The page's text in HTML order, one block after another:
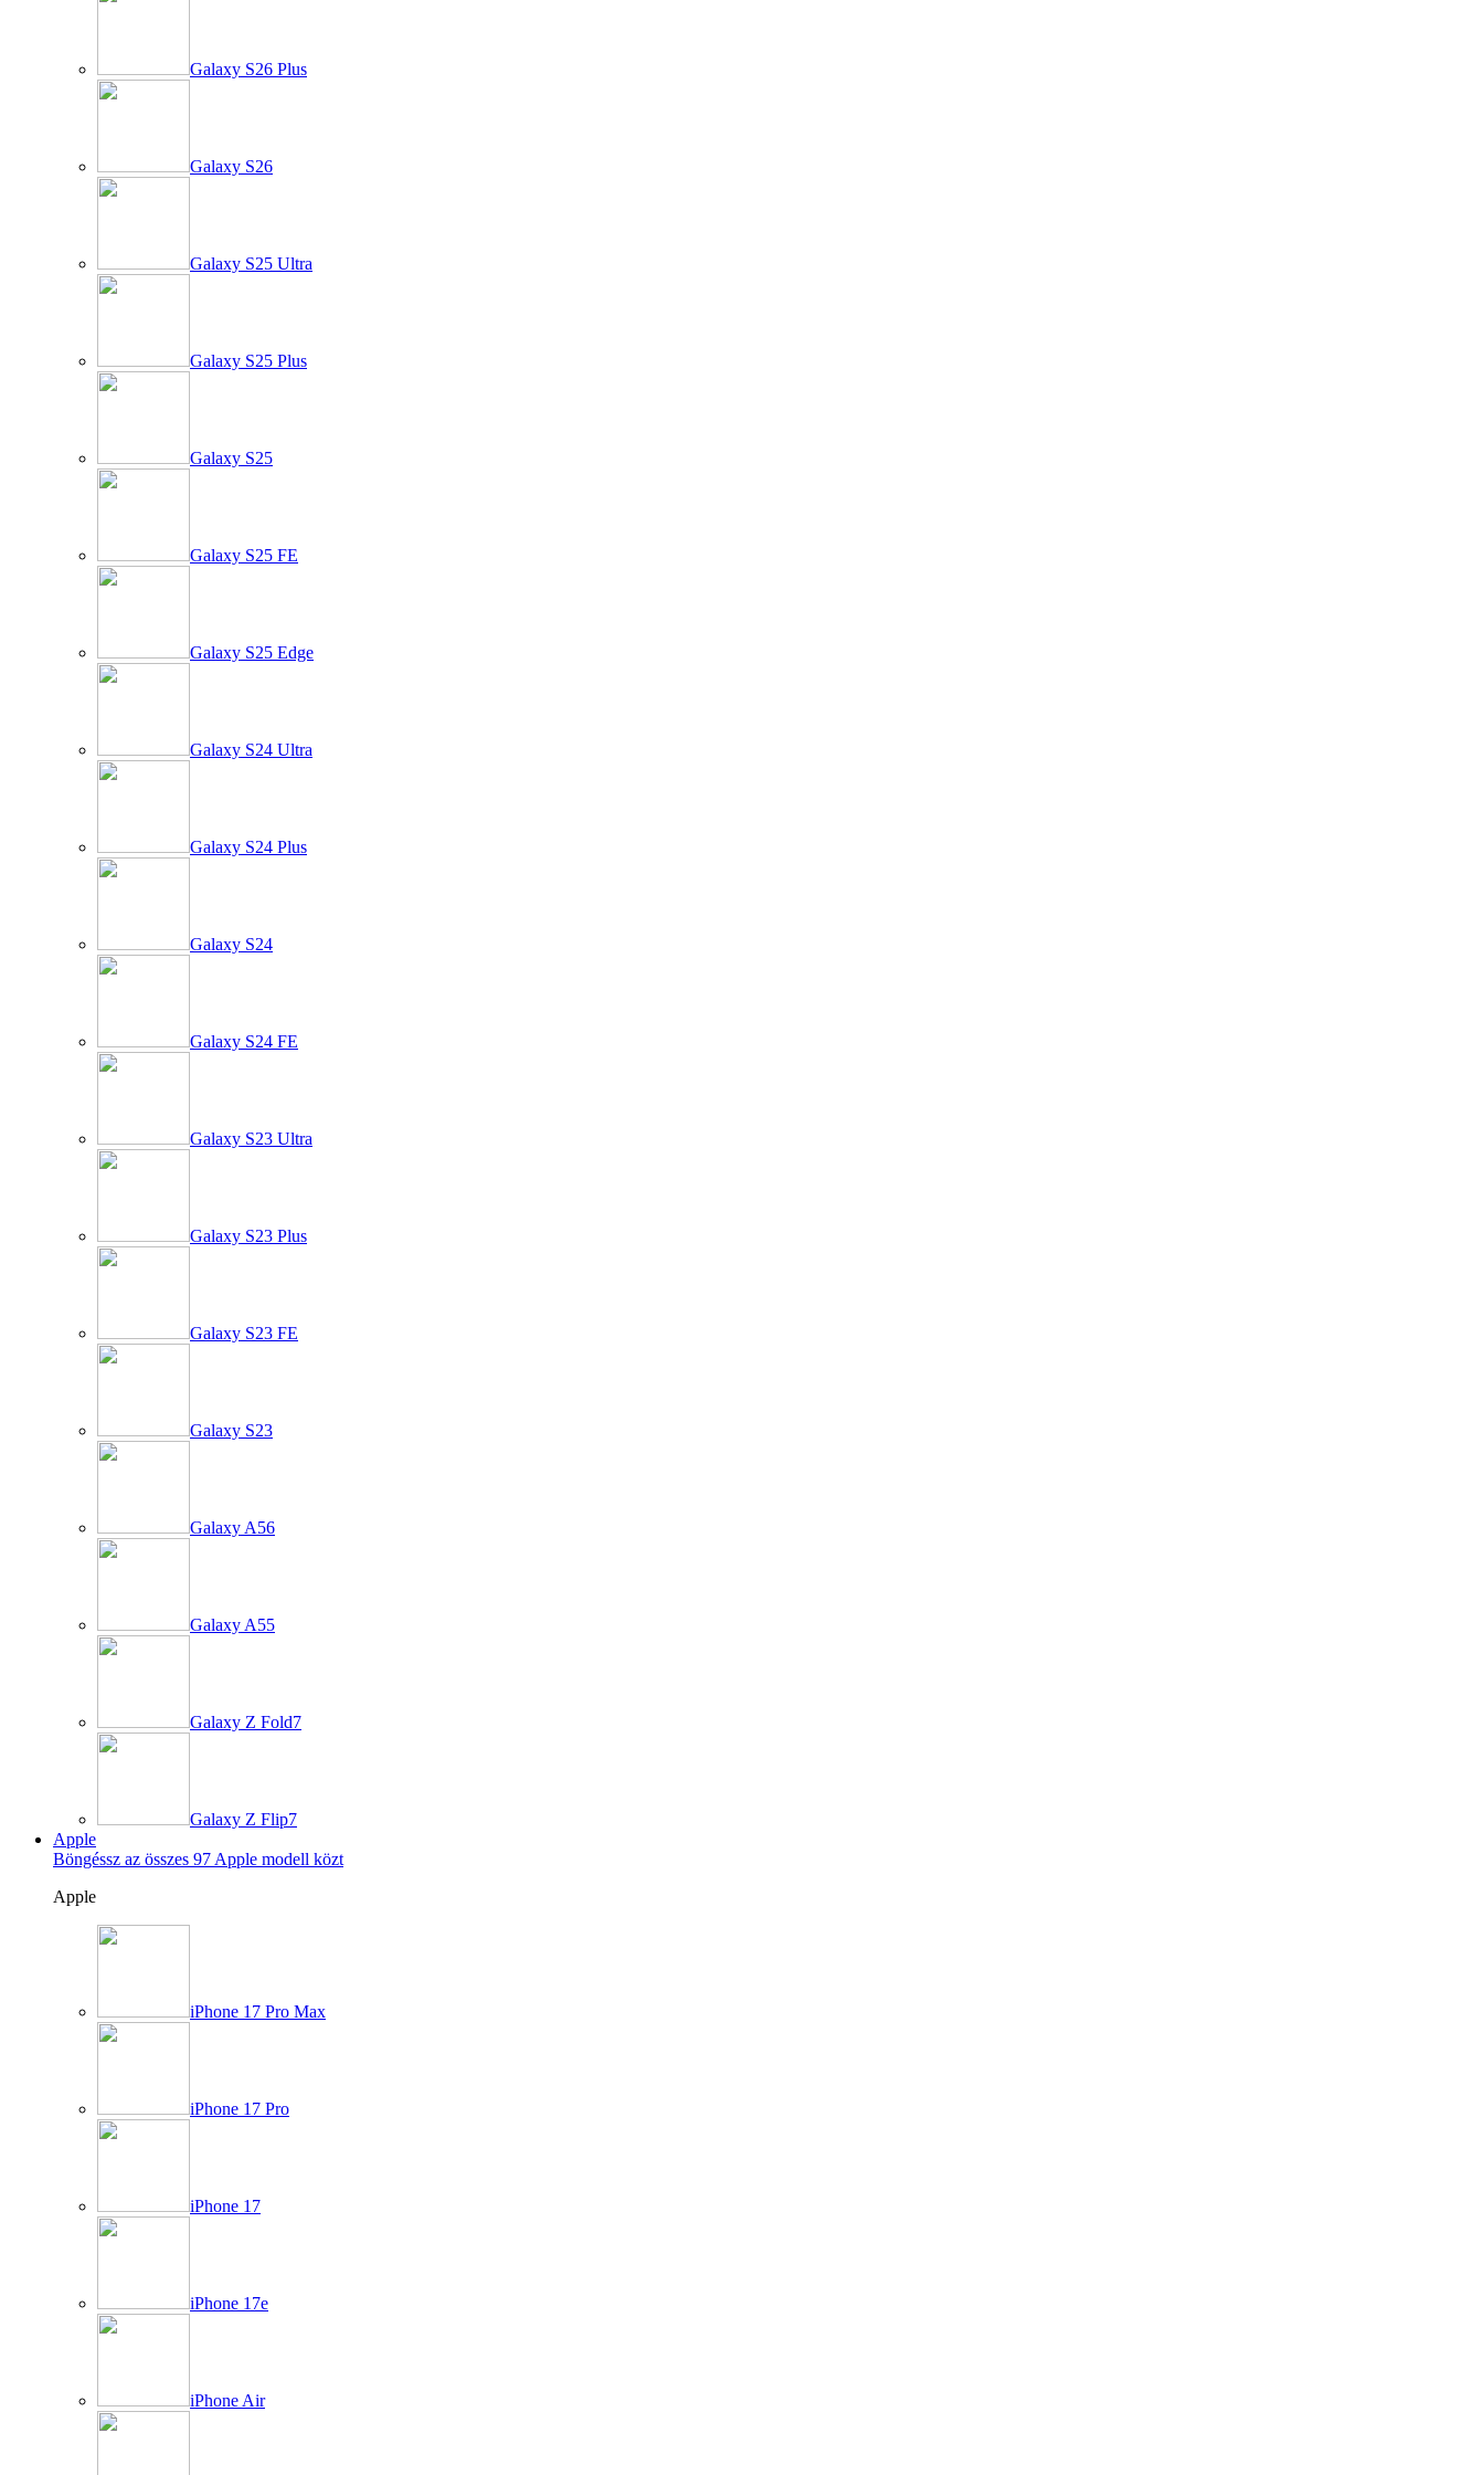
Galaxy S26 Plus
Galaxy S26
Galaxy S25 Ultra
Galaxy S25 Plus
Galaxy S25
Galaxy S25 FE
Galaxy S25 Edge
Galaxy S24 Ultra
Galaxy S24 Plus
Galaxy S24
Galaxy S24 FE
Galaxy S23 Ultra
Galaxy S23 Plus
Galaxy S23 FE
Galaxy S23
Galaxy A56
Galaxy A55
Galaxy Z Fold7
Galaxy Z Flip7
Apple
Böngéssz az összes 97 Apple modell közt
Apple
iPhone 17 Pro Max
iPhone 17 Pro
iPhone 17
iPhone 17e
iPhone Air